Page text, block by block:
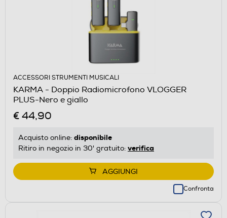
ACCESSORI STRUMENTI MUSICALI
KARMA - Doppio Radiomicrofono VLOGGER
PLUS-Nero e giallo
€ 44,90
Acquisto online: disponibile
Ritiro in negozio in 30' gratuito: verifica
AGGIUNGI
Confronta